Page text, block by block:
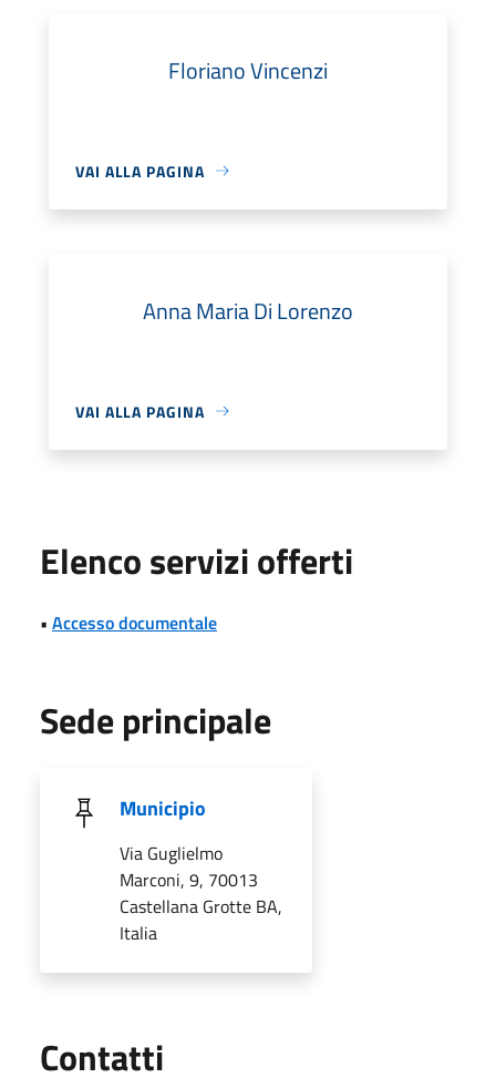
Floriano Vincenzi
VAI ALLA PAGINA
Anna Maria Di Lorenzo
VAI ALLA PAGINA
Elenco servizi offerti
• Accesso documentale
Sede principale
Municipio
Via Guglielmo
Marconi, 9, 70013
Castellana Grotte BA,
Italia
Contatti